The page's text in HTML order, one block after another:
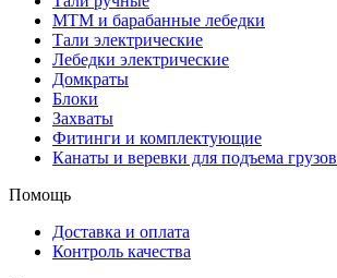
МТМ и барабанные лебедки
Тали электрические
Лебедки электрические
Домкраты
Блоки
Захваты
Фитинги и комплектующие
Канаты и веревки для подъема грузов
Помощь
Доставка и оплата
Контроль качества